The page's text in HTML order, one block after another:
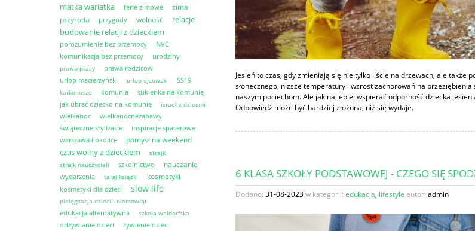
matka wariatka ferie zimowe
zima
przyroda
przygody wolność
relacje
budowanie relacji z dzieckiem
porozumienie bez przemocy
NVC
komunikacja bez przemocy
urodziny
prawo pracy
prawa rodzicow
urlop macierzyński
urlop ojcowski SS19
karkonosze komunia
sukienka na komunię
jak ubrać dziecko na komunię
izrael z dziecmi
wielkanoc
wielkanocnezabawy
świąteczne stylizacje
inspiracje spacerowe
warszawa i okolice
pomysł na weekend
czas wolny z dzieckiem
strajk
strajk nauczycieli
szkolnictwo nauczanie
wydarzenia targi książki kosmetyki
kosmetyki dla dzieci slow life
pielęgnacja dzieci i niemowląt
edukacja alternatywna szkoła waldorfska
odżywianie dzieci
żywienie dzieci
Jesień to czas, gdy zmieniają się nie tylko liście na drzewach, ale także
słonecznego, niższe temperatury i wzrost zachorowań na
naszym pociechom. Ale jak najlepiej wspierać odporność dziecka
Odpowiedź może być bardziej złożona, niż się wydaje.
6 KLASA SZKOŁY PODSTAWOWEJ - CZEGO SIĘ
Dodano: 31-08-2023w kategorii: edukacja, lifestyle autor: admin